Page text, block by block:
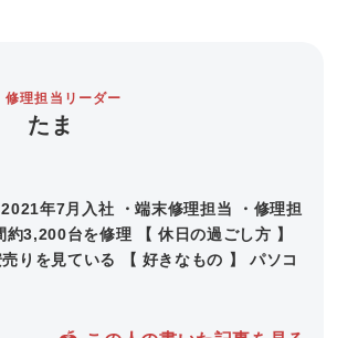
修理担当リーダー
たま
2021年7月入社 ・端末修理担当 ・修理担
約3,200台を修理 【 休日の過ごし方 】
りを見ている 【 好きなもの 】 パソコ